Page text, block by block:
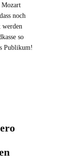
noch
werden
so
Publikum!